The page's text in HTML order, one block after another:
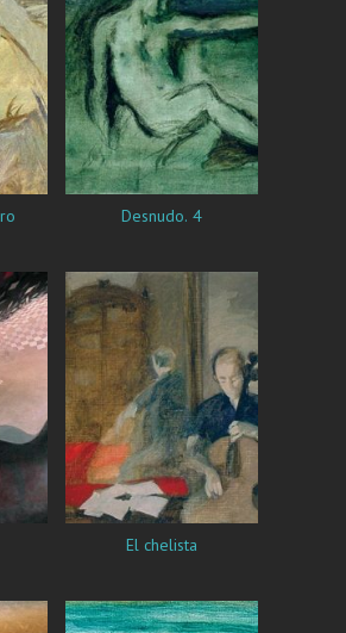
Desnudo. 4
El chelista